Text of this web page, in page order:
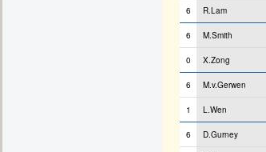
6 R.Lam
6 M.Smith
0 X.Zong
6 M.v.Gerwen
1 L.Wen
6 D.Gurney